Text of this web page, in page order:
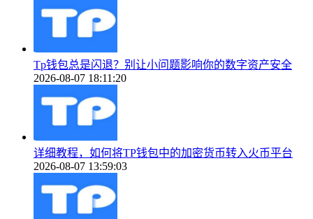
Tp钱包总是闪退？别让小问题影响你的数字资产安全
2026-08-07 18:11:20
详细教程，如何将TP钱包中的加密货币转入火币平台
2026-08-07 13:59:03